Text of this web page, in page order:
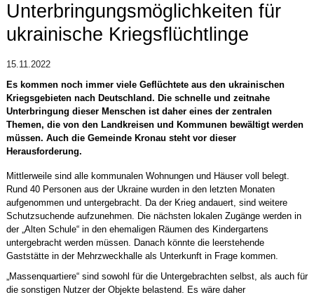
Unterbringungsmöglichkeiten für
ukrainische Kriegsflüchtlinge
15.11.2022
Es kommen noch immer viele Geflüchtete aus den ukrainischen
Kriegsgebieten nach Deutschland. Die schnelle und zeitnahe
Unterbringung dieser Menschen ist daher eines der zentralen
Themen, die von den Landkreisen und Kommunen bewältigt werden
müssen. Auch die Gemeinde Kronau steht vor dieser
Herausforderung.
Mittlerweile sind alle kommunalen Wohnungen und Häuser voll belegt.
Rund 40 Personen aus der Ukraine wurden in den letzten Monaten
aufgenommen und untergebracht. Da der Krieg andauert, sind weitere
Schutzsuchende aufzunehmen. Die nächsten lokalen Zugänge werden in
der „Alten Schule“ in den ehemaligen Räumen des Kindergartens
untergebracht werden müssen. Danach könnte die leerstehende
Gaststätte in der Mehrzweckhalle als Unterkunft in Frage kommen.
„Massenquartiere“ sind sowohl für die Untergebrachten selbst, als auch für
die sonstigen Nutzer der Objekte belastend. Es wäre daher